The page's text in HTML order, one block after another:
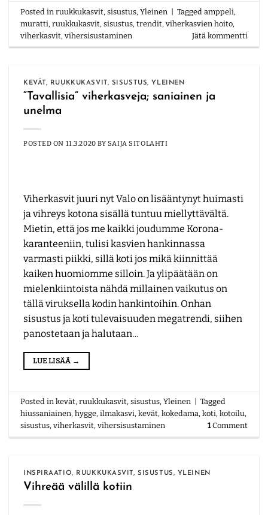
Posted inruukkukasvit,sisustus,Yleinen | Taggedamppeli,
muratti,ruukkukasvit,sisustus,trendit,viherkasvien hoito,
viherkasvit,vihersisustaminen Jätä kommentti
KEVÄT , RUUKKUKASVIT , SISUSTUS, YLEINEN
“Tavallisia” viherkasveja; saniainen ja
unelma
POSTED ON 11.3.2020 BY SAIJA SITOLAHTI
Viherkasvit juuri nyt Valo on lisääntynyt huimasti
ja vihreys kotona sisällä tuntuu miellyttävältä.
Mietin, että jos me kaikki joudumme Korona-
karanteeniin, tulisi kasvien hankinnassa
varmasti piikki, sillä koti jos mikä kiinnittää
kaiken huomiomme silloin. Ja ylipäätään on
mielenkiintoista nähdä millainen vaikutus on
tällä viruksella kodin hankintoihin. Onhan
sisustus ja koti tulevaisuuden megatrendi, siihen
panostetaan ja halutaan…
LUE LISÄÄ →
Posted inkevät,ruukkukasvit,sisustus,Yleinen
Tagged
hiussaniainen,hygge,ilmakasvi,kevät,kokedama,koti,kotoilu,
sisustus,viherkasvit,vihersisustaminen 1Comment
INSPIRAATIO, RUUKKUKASVIT,SISUSTUS, YLEINEN
Vihreää välillä kotiin